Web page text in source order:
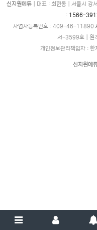
신지원에듀 대표 : 최현동 서울시 강
: 1566-
사업자등록번호 : 409-46-11890
서-3599호
원
개인정보관리책임자 : 한
신지원에